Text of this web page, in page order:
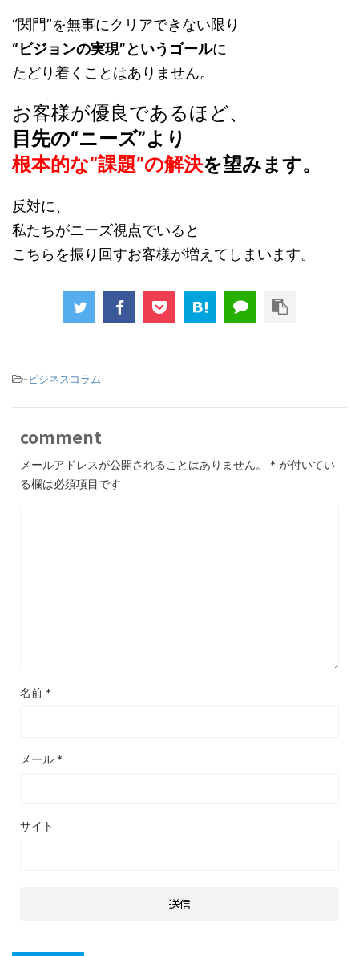
“関門”を無事にクリアできない限り
“ビジョンの実現”というゴールに
たどり着くことはありません。
お客様が優良であるほど、
目先の“ニーズ”より
根本的な“課題”の解決を望みます。
反対に、
私たちがニーズ視点でいると
こちらを振り回すお客様が増えてしまいます。
-ビジネスコラム
comment
メールアドレスが公開されることはありません。 * が付いてい
る欄は必須項目です
名前 *
メール *
サイト